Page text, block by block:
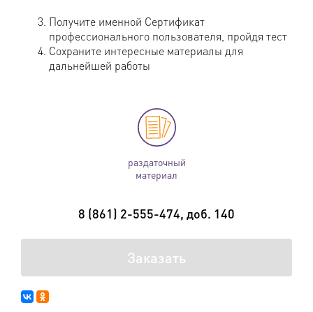
Получите именной Сертификат
профессионального пользователя, пройдя тест
Сохраните интересные материалы для
дальнейшей работы
раздаточный
материал
8 (861) 2-555-474, доб. 140
Заказать